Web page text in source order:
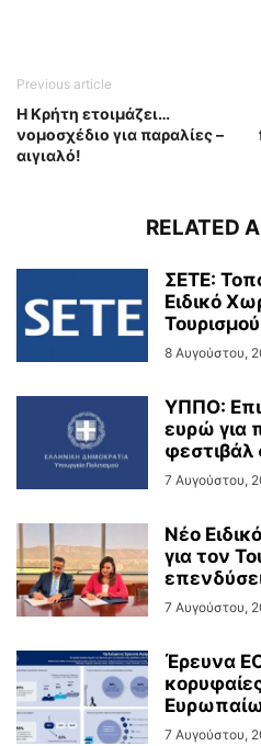
Previous article
Η Κρήτη ετοιμάζει…
νομοσχέδιο για παραλίες –
αιγιαλό!
RELATED
ΣΕΤΕ:
Ειδικό
Τουρισμού
8 Αυγούστου,
ΥΠΠΟ:
ευρώ για
φεστιβάλ
7 Αυγούστου,
Νέο
για τον
7 Αυγούστου,
Έρευνα
7 Αυγούστου,